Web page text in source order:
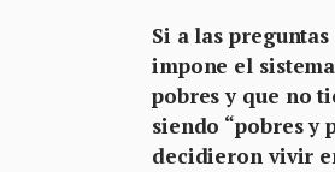
Si a las
impone el
pobres y que no
siendo “pobres y
decidieron vivir